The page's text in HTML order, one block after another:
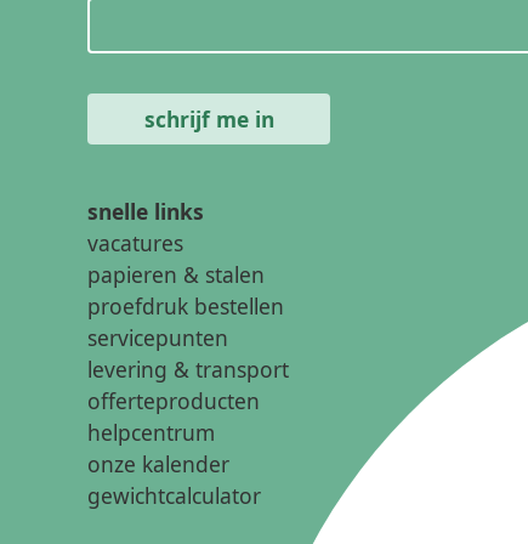
snelle links
vacatures
papieren & stalen
proefdruk bestellen
servicepunten
levering & transport
offerteproducten
helpcentrum
onze kalender
gewichtcalculator